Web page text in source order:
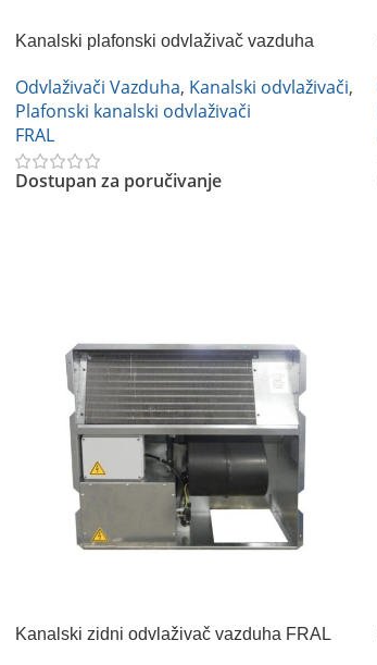
Kanalski plafonski odvlaživač vazduha
Odvlaživači Vazduha, Kanalski odvlaživači,
Plafonski kanalski odvlaživači
FRAL
Dostupan za poručivanje
Kanalski zidni odvlaživač vazduha FRAL